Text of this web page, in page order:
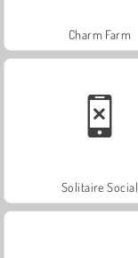
Charm Farm
Solitaire Social